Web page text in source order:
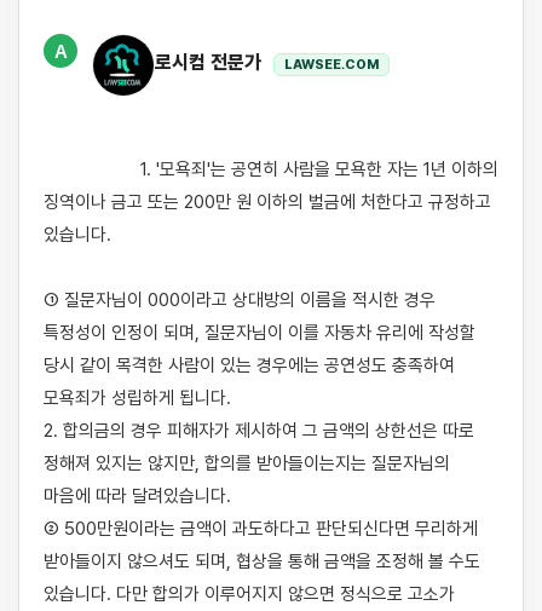
A
로시컴 전문가 LAWSEE.COM
징역이나 금고 또는 200만 원 이하의 벌금에 처한다고 규정하고
있습니다.
① 질문자님이 000이라고 상대방의 이름을 적시한 경우
특정성이 인정이 되며, 질문자님이 이를 자동차 유리에 작성할
당시 같이 목격한 사람이 있는 경우에는 공연성도 충족하여
모욕죄가 성립하게 됩니다.
2. 합의금의 경우 피해자가 제시하여 그 금액의 상한선은 따로
정해져 있지는 않지만, 합의를 받아들이는지는 질문자님의
마음에 따라 달려있습니다.
② 500만원이라는 금액이 과도하다고 판단되신다면 무리하게
받아들이지 않으셔도 되며, 협상을 통해 금액을 조정해 볼 수도
있습니다. 다만 합의가 이루어지지 않으면 정식으로 고소가